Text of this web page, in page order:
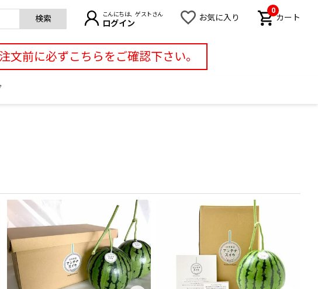
検索 こんにちは、ゲストさん
ログイン
お気に入り カート
0
文前に必ずこちらをご確認下さい。